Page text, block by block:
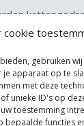
cookie
gebruiken
apparaat op te
met deze
unieke ID's op
toestemming
bepaalde functies